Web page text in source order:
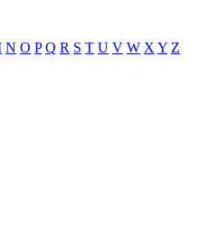
N O P Q R S T U V W X Y Z